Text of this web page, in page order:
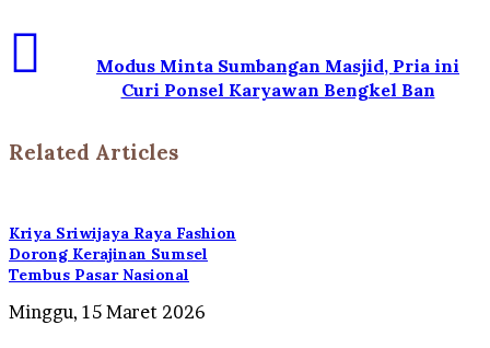
Modus Minta Sumbangan Masjid, Pria ini
Curi Ponsel Karyawan Bengkel Ban
Related Articles
Kriya Sriwijaya Raya Fashion
Dorong Kerajinan Sumsel
Tembus Pasar Nasional
Minggu, 15 Maret 2026